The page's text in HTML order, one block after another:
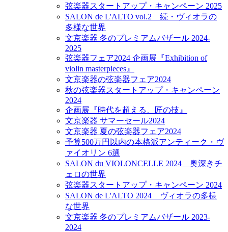
弦楽器スタートアップ・キャンペーン 2025
SALON de L'ALTO vol.2 続・ヴィオラの
多様な世界
文京楽器 冬のプレミアムバザール 2024-
2025
弦楽器フェア2024 企画展『Exhibition of
violin masterpieces』
文京楽器の弦楽器フェア2024
秋の弦楽器スタートアップ・キャンペーン
2024
企画展『時代を超える、匠の技』
文京楽器 サマーセール2024
文京楽器 夏の弦楽器フェア2024
予算500万円以内の本格派アンティーク・ヴ
ァイオリン 6選
SALON du VIOLONCELLE 2024 奥深きチ
ェロの世界
弦楽器スタートアップ・キャンペーン 2024
SALON de L'ALTO 2024 ヴィオラの多様
な世界
文京楽器 冬のプレミアムバザール 2023-
2024